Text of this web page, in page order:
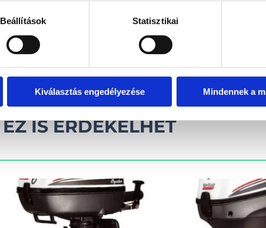
Beállítások Statisztikai
Kiválasztás engedélyezése Mindennek a
EZ IS ÉRDEKELHET